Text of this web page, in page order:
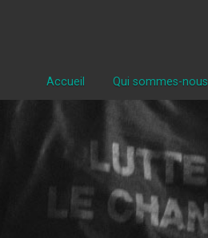
Accueil Qui sommes-nous